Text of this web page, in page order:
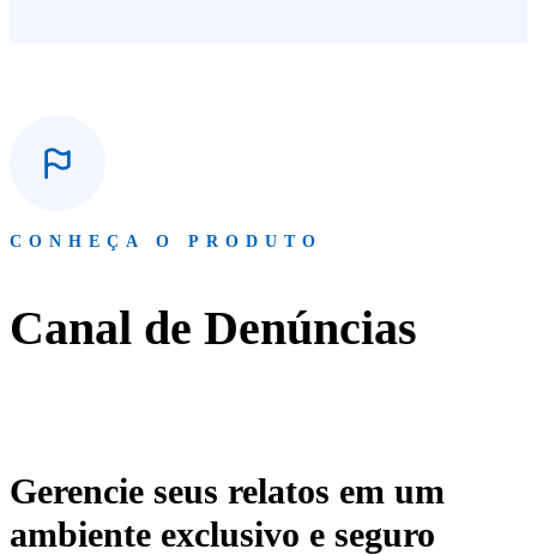
CONHEÇA O PRODUTO
Canal de Denúncias
Gerencie seus relatos em um
ambiente exclusivo e seguro